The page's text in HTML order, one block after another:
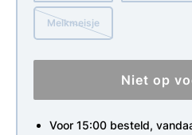
Melkmeisje
Niet op
Voor 15:00 besteld,